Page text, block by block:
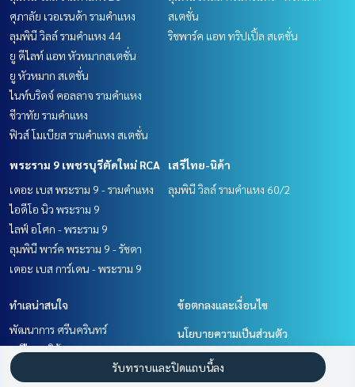
ศุภาลัย เวอเรนด้า รามคำแหง
ลุมพินี วิลล์ รามคำแหง 44
ยู ดีไลท์ แอท หัวหมากสเตชั่น
ยู หัวหมาก สเตชั่น
ไนท์บริดจ์ คอลลาจ รามคำแหง
ชีวาทัย รามคำแหง
ฟิวส์ โมเบียส รามคำแหง สเตชั่น
สเตชั่น
ริชพาร์ค แอท ทริปเปิ้ล สเตชั่น
พระราม 9 เพชรบุรีตัดใหม่ RCA
เดอะ เบส พระราม 9 - รามคำแหง
ไอดีโอ นิว พระราม 9
ไลฟ์ อโศก - พระราม 9
ลุมพินี พาร์ค พระราม 9 - รัชดา
เดอะ เบส การ์เดน - พระราม 9
เสรีไทย-นิด้า
ลุมพินี วิลล์ รามคำแหง 60/2
ทำเลน่าสนใจ
พัฒนาการ ศรีนครินทร์
เสรีไทย-นิด้า
พระราม 9 เพชรบุรีตัดใหม่ RCA
ข้อตกลงและเงื่อนไข
นโยบายความเป็นส่วนตัว
เกี่ยวกับเรา
รับทราบและปิดแถบนี้ลง